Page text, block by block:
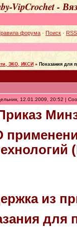
VipCrochet -
форума · Поиск · RSS
ЭКО, ИКСИ » Показания для
12.01.2009, 20:52 |
из
для